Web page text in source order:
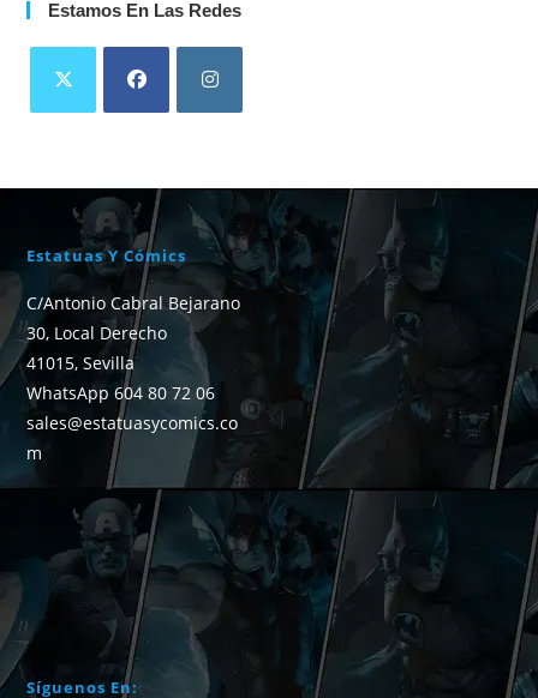
Estamos En Las Redes
Estatuas Y Cómics
C/Antonio Cabral Bejarano
30, Local Derecho
41015, Sevilla
WhatsApp 604 80 72 06
sales@estatuasycomics.co
m
Síguenos En: